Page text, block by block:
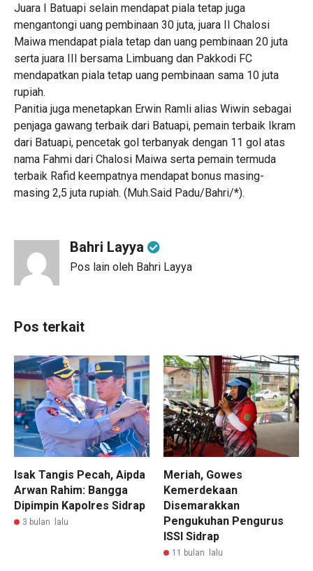
Juara I Batuapi selain mendapat piala tetap juga
mengantongi uang pembinaan 30 juta, juara II Chalosi
Maiwa mendapat piala tetap dan uang pembinaan 20 juta
serta juara III bersama Limbuang dan Pakkodi FC
mendapatkan piala tetap uang pembinaan sama 10 juta
rupiah.
Panitia juga menetapkan Erwin Ramli alias Wiwin sebagai
penjaga gawang terbaik dari Batuapi, pemain terbaik Ikram
dari Batuapi, pencetak gol terbanyak dengan 11 gol atas
nama Fahmi dari Chalosi Maiwa serta pemain termuda
terbaik Rafid keempatnya mendapat bonus masing-
masing 2,5 juta rupiah. (Muh.Said Padu/Bahri/*).
Bahri Layya
Pos lain oleh Bahri Layya
Pos terkait
Isak Tangis Pecah, Aipda
Arwan Rahim: Bangga
Dipimpin Kapolres Sidrap
3 bulan lalu
Meriah, Gowes
Kemerdekaan
Disemarakkan
Pengukuhan Pengurus
ISSI Sidrap
11 bulan lalu